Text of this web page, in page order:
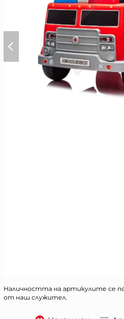
Наличността на артикулите се
от наш служител.